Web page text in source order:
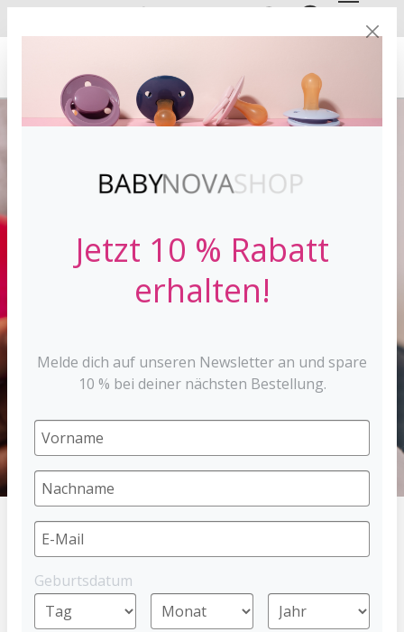
EN
HOME ERNÄHRUNG ESSMATTE
PRODUKTE
Jetzt 10 % Rabatt
erhalten!
Melde dich auf unseren Newsletter an und spare
10 % bei deiner nächsten Bestellung.
Geburtsdatum